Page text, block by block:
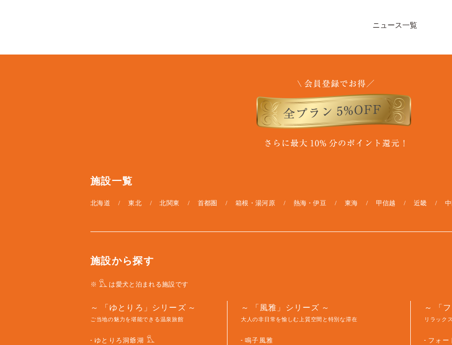
ニュース一覧
施設一覧
北海道 東北 北関東 首都圏 箱根・湯河原 熱海・伊豆 東海 甲信越 近畿
施設から探す
※ は愛犬と泊まれる施設です
「ゆとりろ」シリーズ
ご当地の魅力を堪能できる温泉旅館
ゆとりろ洞爺湖
「風雅」シリーズ
大人の非日常を愉しむ上質空間と特別な滞在
鳴子風雅
「
リラック
フォー